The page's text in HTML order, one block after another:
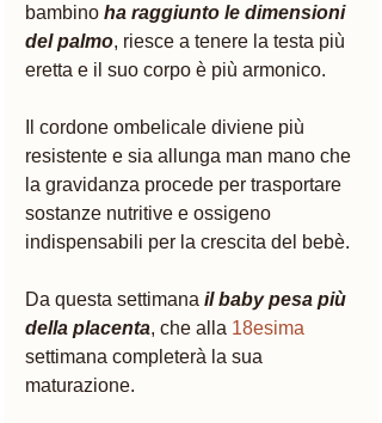
bambino ha raggiunto le dimensioni
del palmo, riesce a tenere la testa più
eretta e il suo corpo è più armonico.
Il cordone ombelicale diviene più
resistente e sia allunga man mano che
la gravidanza procede per trasportare
sostanze nutritive e ossigeno
indispensabili per la crescita del bebè.
Da questa settimana il baby pesa più
della placenta, che alla 18esima
settimana completerà la sua
maturazione.